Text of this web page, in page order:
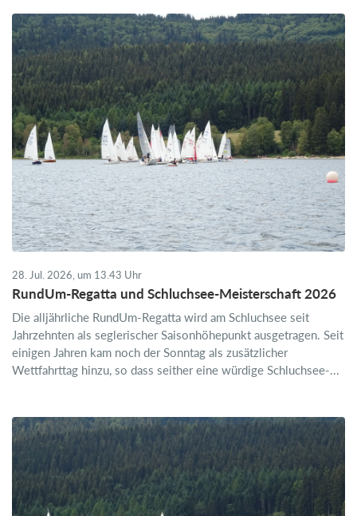
28. Jul. 2026, um 13.43 Uhr
RundUm-Regatta und Schluchsee-Meisterschaft 2026
Die alljährliche RundUm-Regatta wird am Schluchsee seit
Jahrzehnten als seglerischer Saisonhöhepunkt ausgetragen. Seit
einigen Jahren kam noch der Sonntag als zusätzlicher
Wettfahrttag hinzu, so dass seither eine würdige Schluchsee-...